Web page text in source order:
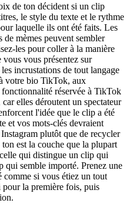
de ton décident si un clip
le style du texte et le rythme
laquelle ils ont été faits. Les
mèmes peuvent sembler
les pour coller à la manière
vous présentez sur
incrustations de tout langage
votre bio TikTok, aux
réservée à TikTok
elles déroutent un spectateur
l'idée que le clip a été
et vos mots-clés devraient
plutôt que de recycler
est la couche que la plupart
qui distingue un clip qui
qui semble importé. Prenez une
si vous étiez un tout
la première fois, puis